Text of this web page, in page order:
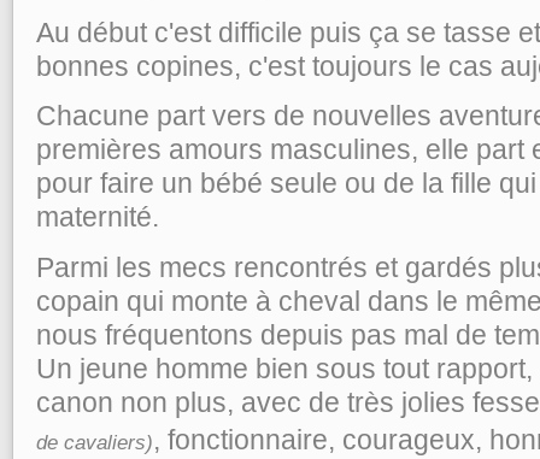
Au début c'est difficile puis ça se tasse
bonnes copines, c'est toujours le cas
Chacune part vers de nouvelles
premières amours masculines, elle part
pour faire un bébé seule ou de la fille
maternité.
Parmi les mecs rencontrés et gardés
copain qui monte à cheval dans le
nous fréquentons depuis pas mal de
Un jeune homme bien sous tout
canon non plus, avec de très jolies
de cavaliers), fonctionnaire, courageux,